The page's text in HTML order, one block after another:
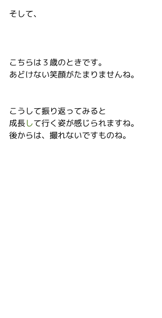
そして、
こちらは３歳のときです。
あどけない笑顔がたまりませんね。
こうして振り返ってみると
成長して行く姿が感じられますね。
後からは、撮れないですものね。